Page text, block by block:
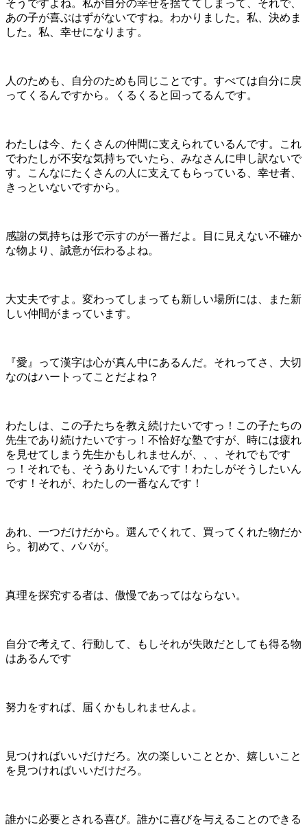
そうですよね。私が自分の幸せを捨ててしまって、それで、
あの子が喜ぶはずがないですね。わかりました。私、決めま
した。私、幸せになります。
人のためも、自分のためも同じことです。すべては自分に戻
ってくるんですから。くるくると回ってるんです。
わたしは今、たくさんの仲間に支えられているんです。これ
でわたしが不安な気持ちでいたら、みなさんに申し訳ないで
す。こんなにたくさんの人に支えてもらっている、幸せ者、
きっといないですから。
感謝の気持ちは形で示すのが一番だよ。目に見えない不確か
な物より、誠意が伝わるよね。
大丈夫ですよ。変わってしまっても新しい場所には、また新
しい仲間がまっています。
『愛』って漢字は心が真ん中にあるんだ。それってさ、大切
なのはハートってことだよね？
わたしは、この子たちを教え続けたいですっ！この子たちの
先生であり続けたいですっ！不恰好な塾ですが、時には疲れ
を見せてしまう先生かもしれませんが、、、それでもです
っ！それでも、そうありたいんです！わたしがそうしたいん
です！それが、わたしの一番なんです！
あれ、一つだけだから。選んでくれて、買ってくれた物だか
ら。初めて、パパが。
真理を探究する者は、傲慢であってはならない。
自分で考えて、行動して、もしそれが失敗だとしても得る物
はあるんです
努力をすれば、届くかもしれませんよ。
見つければいいだけだろ。次の楽しいこととか、嬉しいこと
を見つければいいだけだろ。
誰かに必要とされる喜び。誰かに喜びを与えることのできる